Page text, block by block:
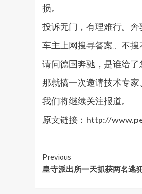
损。
投诉无门，有理难行。
车主上网搜寻答案。不搜
请问德国奔驰，是谁给
那就搞一次邀请技术专家
我们将继续关注报道。
原文链接：http://
Continue
Reading
Previous
皇寺派出所一天抓获两名逃